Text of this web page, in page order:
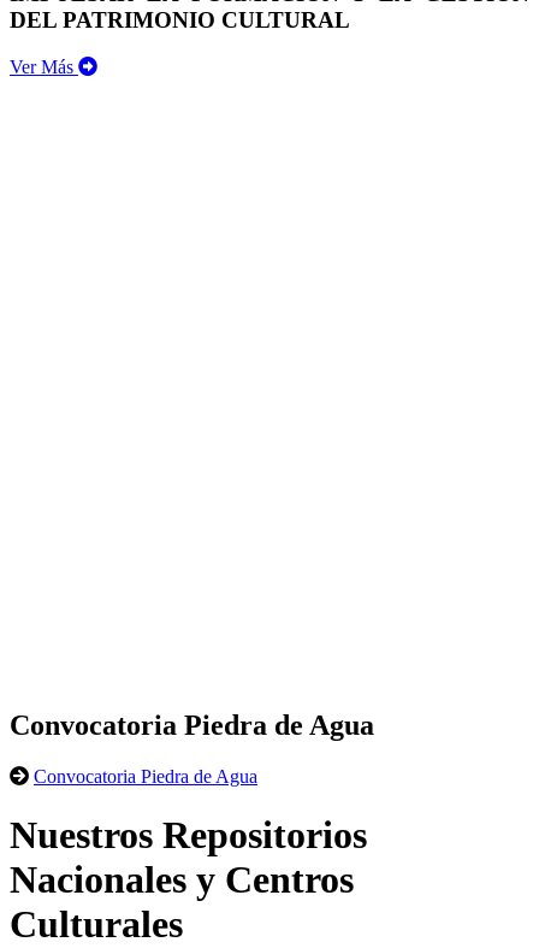
DEL PATRIMONIO CULTURAL
Ver Más
Convocatoria Piedra de Agua
Convocatoria Piedra de Agua
Nuestros Repositorios
Nacionales y Centros
Culturales